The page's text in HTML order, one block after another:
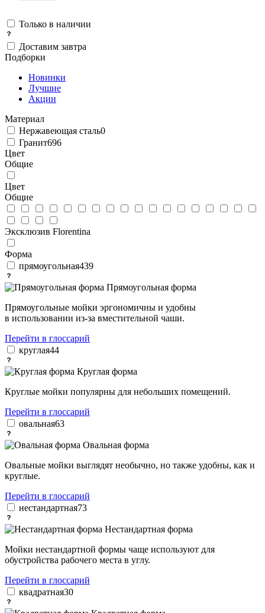
Только в наличии
Доставим завтра
Подборки
Новинки
Лучшие
Акции
Материал
Нержавеющая сталь0
Гранит696
Цвет
Общие
Цвет
Общие
Эксклюзив Florentina
Форма
прямоугольная439
Прямоугольная форма
Прямоугольные мойки эргономичны и удобны
в использовании из-за вместительной чаши.
Перейти в глоссарий
круглая44
Круглая форма
Круглые мойки популярны для небольших помещений.
Перейти в глоссарий
овальная63
Овальная форма
Овальные мойки выглядят необычно, но также удобны, как и
круглые.
Перейти в глоссарий
нестандартная73
Нестандартная форма
Мойки нестандартной формы чаще используют для
обустройства рабочего места в углу.
Перейти в глоссарий
квадратная30